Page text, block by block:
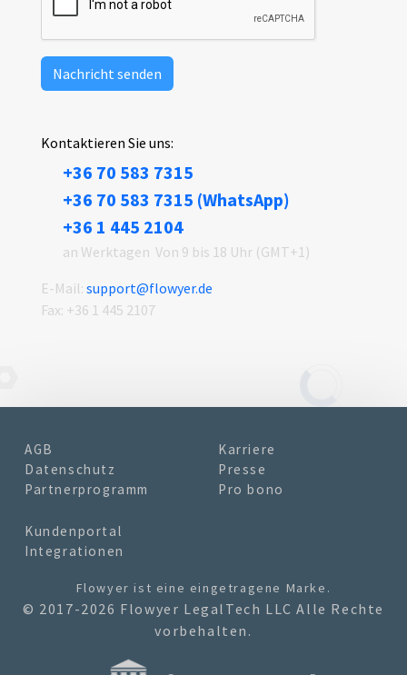
Nachricht senden
Kontaktieren Sie uns:
+36 70 583 7315
+36 70 583 7315 (WhatsApp)
+36 1 445 2104
an Werktagen Von 9 bis 18 Uhr (GMT+1)
E-Mail: support@flowyer.de
Fax: +36 1 445 2107
AGB
Datenschutz
Partnerprogramm
Karriere
Presse
Pro bono
Kundenportal
Integrationen
Flowyer ist eine eingetragene Marke.
© 2017-2026 Flowyer LegalTech LLC Alle Rechte
vorbehalten.